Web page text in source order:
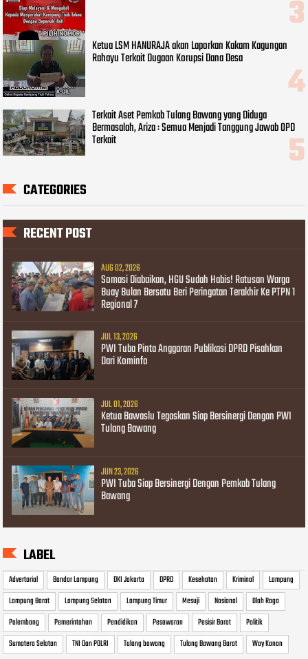
Ketua LSM HANURAJA akan Laporkan Kakam Kagungan
Rahayu Terkait Dugaan Korupsi Dana Desa
Terkait Aset Pemkab Tulang Bawang yang Diduga
Bermasalah, Ariza : Semua Menjadi Tanggung Jawab OPD
Terkait
CATEGORIES
RECENT POST
AUG 02, 2026
Somasi Diabaikan, HGU Sudah Habis! Ratusan Warga
Buay Bulan Bersatu Beri Peringatan Terakhir Ke PTPN 1
Regional 7
JUL 13, 2026
PWI Tuba Pinta Anggaran Publikasi DPRD Pisahkan
Dari Kominfo
JUL 01, 2026
Ketua Bawaslu Tegaskan Siap Bersinergi Dengan PWI
Tulang Bawang
JUN 23, 2026
PWI Tuba Siap Bersinergi Dengan Pemkab Tulang
Bawang
LABEL
Advertorial Bandar Lampung DKI Jakarta DPRD Kesehatan Kriminal
Lampung
Lampung Barat
Lampung Selatan Lampung Timur Mesuji Nasional
Olah Raga
Palembang
Pemerintahan Pendidikan Pesawaran Pesisir Barat
Politik
Sumatera Selatan
TNI Dan POLRI Tulang bawang Tulang Bawang Barat Way Kanan